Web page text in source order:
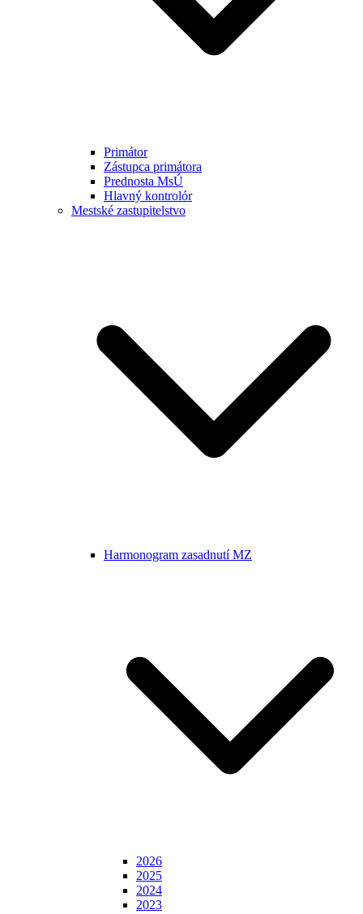
Primátor
Zástupca primátora
Prednosta MsÚ
Hlavný kontrolór
Mestské zastupitelstvo
Harmonogram zasadnutí MZ
2026
2025
2024
2023